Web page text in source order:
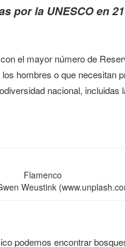
por la UNESCO en
el mayor número de
hombres o que necesitan
nacional, incluidas
Flamenco
Weustink
podemos encontrar